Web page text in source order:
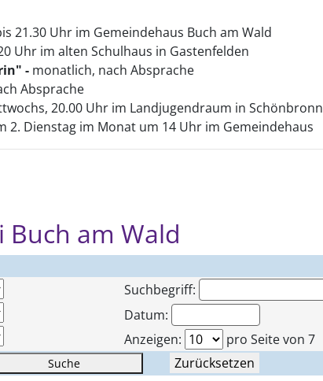
21.30 Uhr im Gemeindehaus Buch am Wald
Uhr im alten Schulhaus in Gastenfelden
- monatlich, nach Absprache
Absprache
20.00 Uhr im Landjugendraum in Schönbronn
2. Dienstag im Monat um 14 Uhr im Gemeindehaus
Buch am Wald
Suchbegriff:
Datum:
Anzeigen:
pro Seite von 7
Suche Zurücksetzen